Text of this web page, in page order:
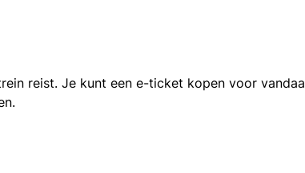
reist. Je kunt een e-ticket kopen voor